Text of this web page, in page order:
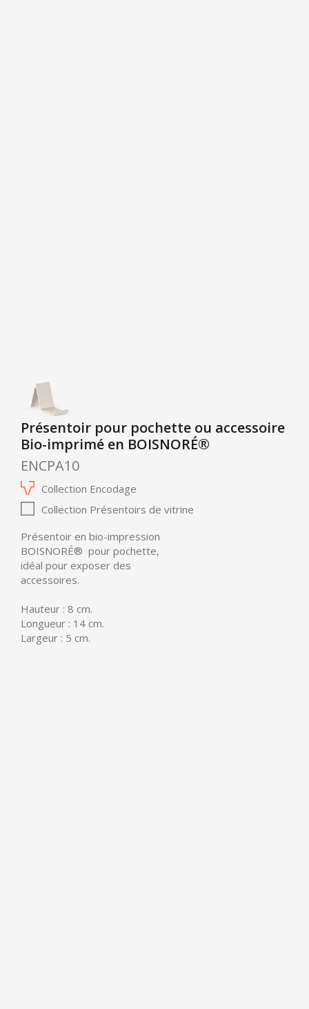
Présentoir pour pochette ou accessoire
Bio-imprimé en BOISNORÉ®
ENCPA10
Collection Encodage
Collection Présentoirs de vitrine
Présentoir en bio-impression
BOISNORÉ® pour pochette,
idéal pour exposer des
accessoires.
Hauteur : 8 cm.
Longueur : 14 cm.
Largeur : 5 cm.